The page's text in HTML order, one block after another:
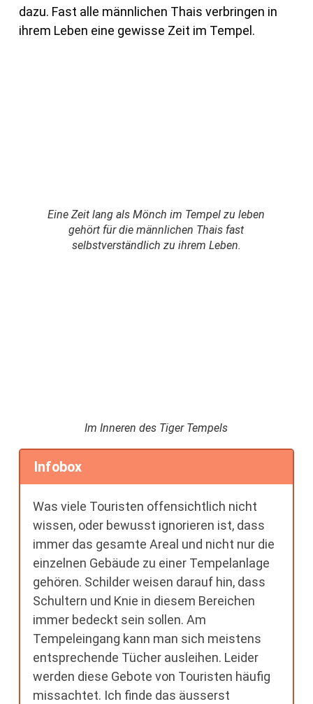
dazu. Fast alle männlichen Thais verbringen in
ihrem Leben eine gewisse Zeit im Tempel.
Eine Zeit lang als Mönch im Tempel zu leben
gehört für die männlichen Thais fast
selbstverständlich zu ihrem Leben.
Im Inneren des Tiger Tempels
Infobox
Was viele Touristen offensichtlich nicht
wissen, oder bewusst ignorieren ist, dass
immer das gesamte Areal und nicht nur die
einzelnen Gebäude zu einer Tempelanlage
gehören. Schilder weisen darauf hin, dass
Schultern und Knie in diesem Bereichen
immer bedeckt sein sollen. Am
Tempeleingang kann man sich meistens
entsprechende Tücher ausleihen. Leider
werden diese Gebote von Touristen häufig
missachtet. Ich finde das äusserst